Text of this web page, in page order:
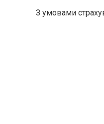
З умовами